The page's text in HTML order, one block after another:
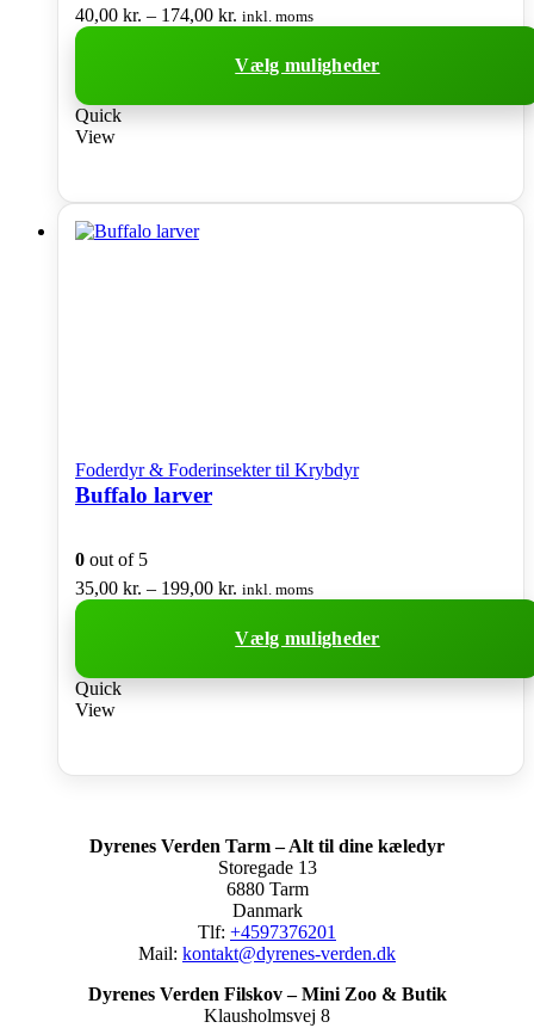
40,00 kr. – 174,00 kr. Prisinterval:
til
174,00 kr.
inkl. moms
Vælg muligheder
Dette
vare
varianter.
Mulighederne
kan
Quick
View
Foderdyr & Foderinsekter til Krybdyr
Buffalo larver
0 out of 5
35,00 kr. – 199,00 kr. Prisinterval:
til
199,00 kr.
inkl. moms
Vælg muligheder
Dette
vare
varianter.
vælges
på
Quick
View
Dyrenes Verden Tarm – Alt til dine kæledyr
Storegade 13
6880 Tarm
Danmark
Tlf: +4597376201
Mail: kontakt@dyrenes-verden.dk
Dyrenes Verden Filskov – Mini Zoo & Butik
Klausholmsvej 8